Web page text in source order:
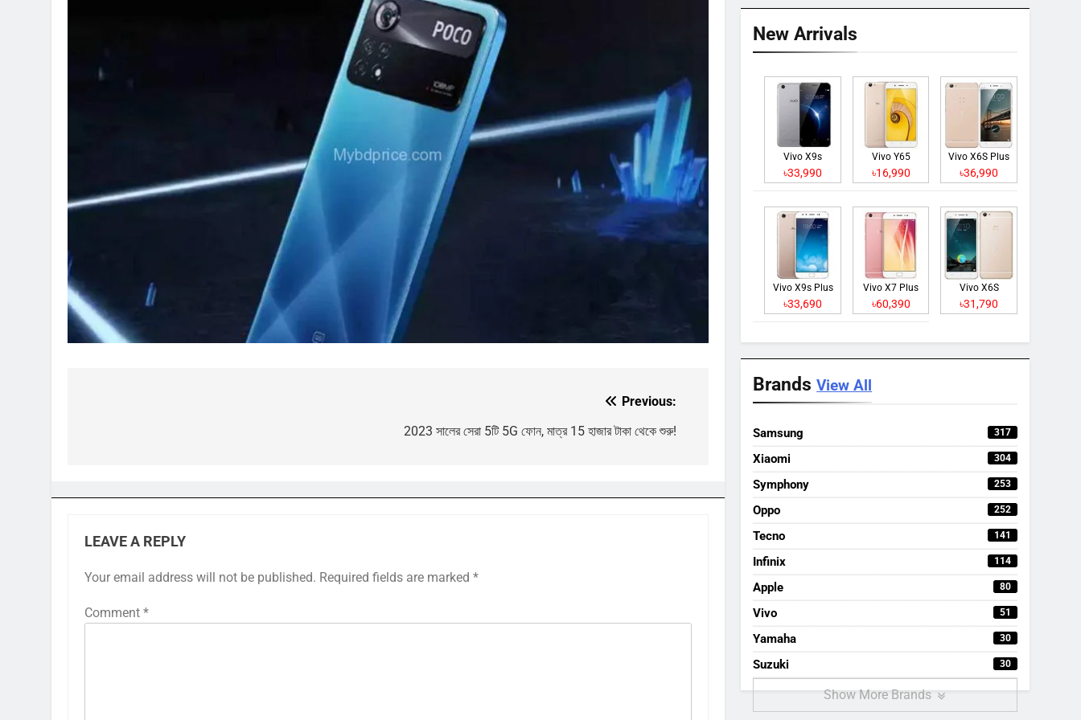
Previous:
2023 সালের সেরা 5টি 5G ফোন, মাত্র 15 হাজার টাকা থেকে শুরু!
LEAVE A REPLY
Your email address will not be published. Required fields are marked *
Comment *
New Arrivals
Vivo X9s
৳33,990
Vivo Y65
৳16,990
Vivo X6S Plus
৳36,990
Vivo X9s Plus
৳33,690
Vivo X7 Plus
৳60,390
Vivo X6S
৳31,790
BrandsView All
Samsung 317
Xiaomi 304
Symphony 253
Oppo 252
Tecno 141
Infinix 114
Apple 80
Vivo 51
Yamaha 30
Suzuki 30
Show More Brands